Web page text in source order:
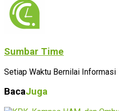
Sumbar Time
Setiap Waktu Bernilai Informasi
BacaJuga